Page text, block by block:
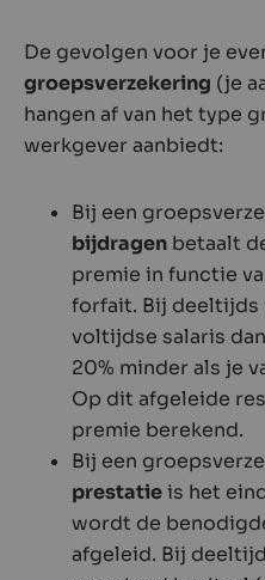
De gevolgen voor je
groepsverzekering (je
hangen af van het type
werkgever aanbiedt:
Bij een
bijdragen betaalt
premie in functie
forfait. Bij deeltijds
voltijdse salaris
20% minder als je
Op dit afgeleide
premie berekend.
Bij een
prestatieis het
wordt de
afgeleid. Bij